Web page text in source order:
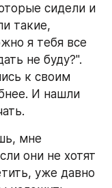
сидели и
такие,
я тебя все
не буду?".
к своим
И нашли
мне
они не хотят
уже давно